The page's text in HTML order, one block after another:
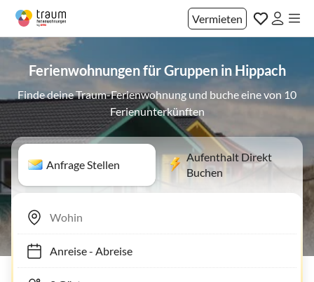
Vermieten
Ferienwohnungen für Gruppen in Hippach
Finde deine Traum-Ferienwohnung und buche eine von 10
Ferienunterkünften
Anfrage Stellen
Aufenthalt Direkt
Buchen
Anreise- Abreise